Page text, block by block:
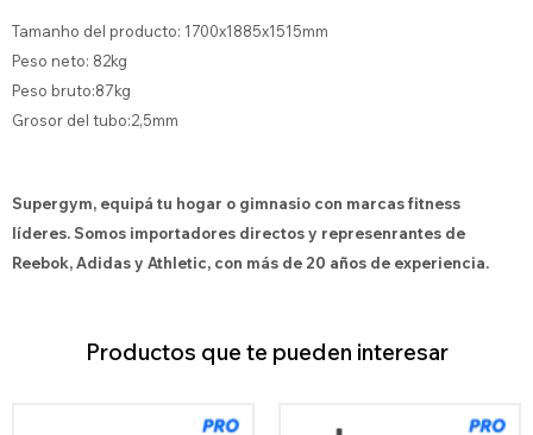
Tamanho del producto: 1700x1885x1515mm
Peso neto: 82kg
Peso bruto:87kg
Grosor del tubo:2,5mm
Supergym, equipá tu hogar o gimnasio con marcas fitness
líderes. Somos importadores directos y represenrantes de
Reebok, Adidas y Athletic, con más de 20 años de experiencia.
Productos que te pueden interesar